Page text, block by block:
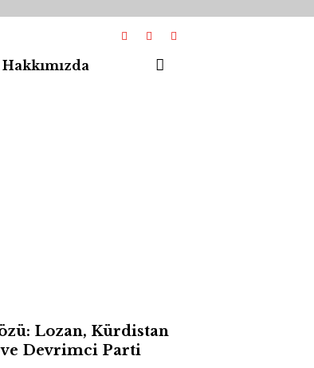
Hakkımızda
Lozan, Kürdistan
Devrimci Parti